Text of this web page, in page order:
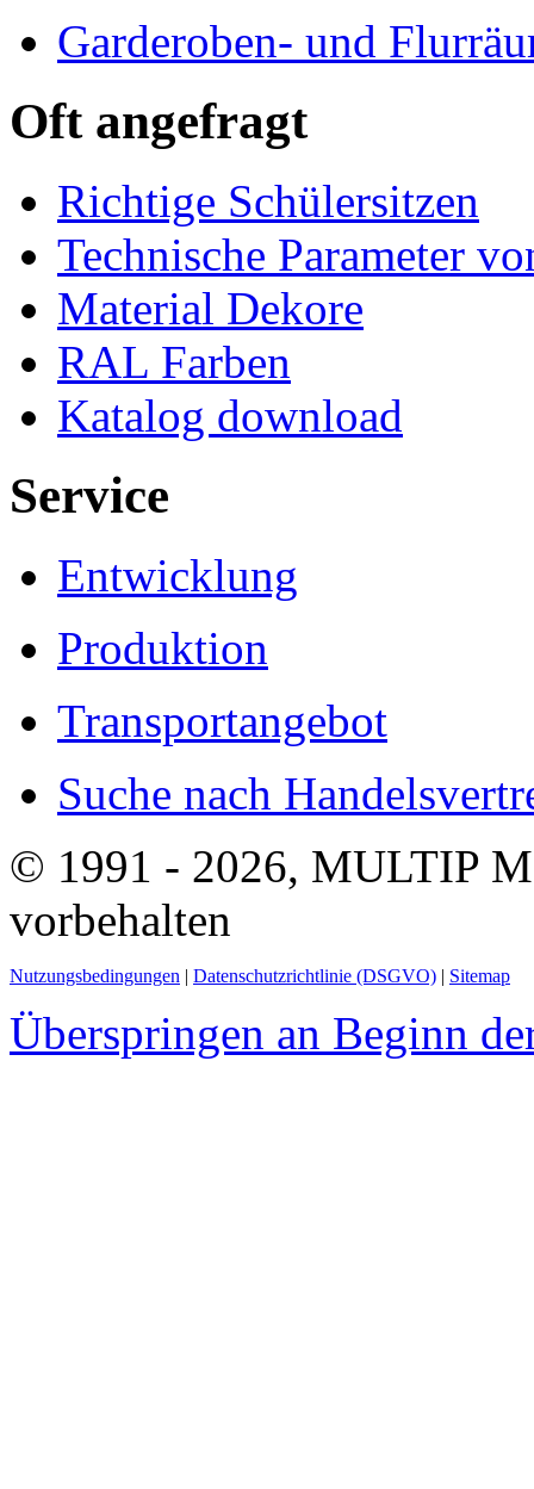
Garderoben- und
Oft angefragt
Richtige Schülersitzen
Technische Parameter
Material Dekore
RAL Farben
Katalog download
Service
Entwicklung
Produktion
Transportangebot
Suche nach
© 1991 - 2026, MULTIP
vorbehalten
Nutzungsbedingungen | Datenschutzrichtlinie (DSGVO) | Sitemap
Überspringen an Beginn